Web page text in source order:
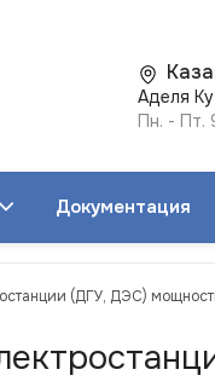
Аделя
Пн. - Пт.
Документация
(ДГУ, ДЭС)